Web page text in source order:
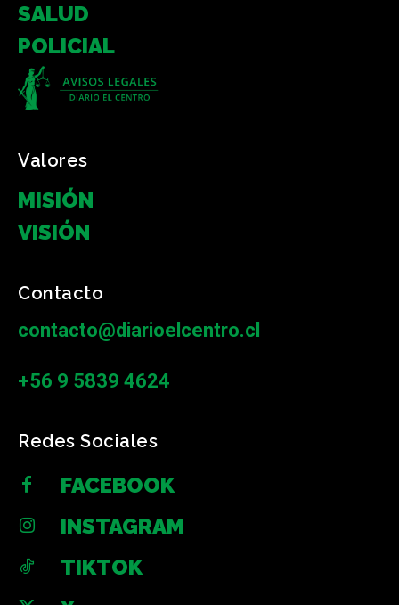
SALUD
POLICIAL
Valores
MISIÓN
VISIÓN
Contacto
contacto@diarioelcentro.cl
+56 9 5839 4624
Redes Sociales
FACEBOOK
INSTAGRAM
TIKTOK